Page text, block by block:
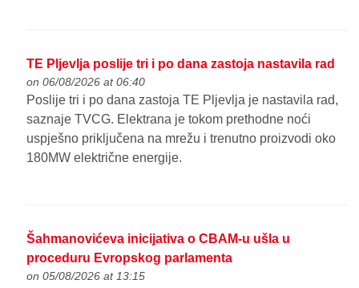
TE Pljevlja poslije tri i po dana zastoja nastavila rad
on 06/08/2026 at 06:40
Poslije tri i po dana zastoja TE Pljevlja je nastavila rad,
saznaje TVCG. Elektrana je tokom prethodne noći
uspješno priključena na mrežu i trenutno proizvodi oko
180MW električne energije.
Šahmanovićeva inicijativa o CBAM-u ušla u
proceduru Evropskog parlamenta
on 05/08/2026 at 13:15